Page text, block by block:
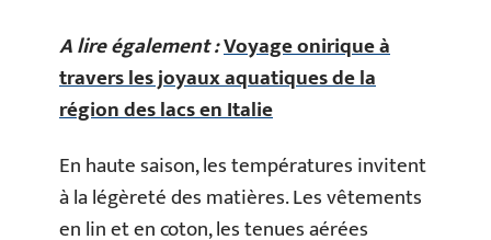
A lire également :Voyage onirique à
travers les joyaux aquatiques de la
région des lacs en Italie
En haute saison, les températures invitent
à la légèreté des matières. Les vêtements
en lin et en coton, les tenues aérées